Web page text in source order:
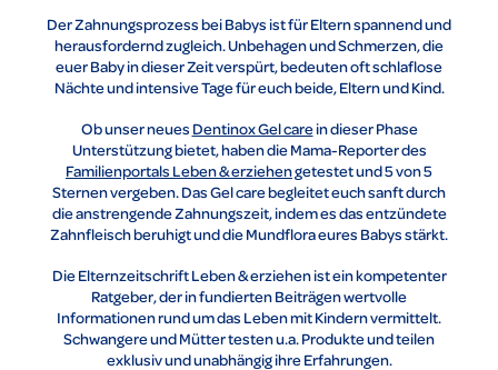
Der Zahnungsprozess bei Babys ist für Eltern spannend und
herausfordernd zugleich. Unbehagen und Schmerzen, die
euer Baby in dieser Zeit verspürt, bedeuten oft schlaflose
Nächte und intensive Tage für euch beide, Eltern und Kind.
Ob unser neues Dentinox Gel carein dieser Phase
Unterstützung bietet, haben die Mama-Reporter des
Familienportals Leben & erziehengetestet und 5 von 5
Sternen vergeben. Das Gel care begleitet euch sanft durch
die anstrengende Zahnungszeit, indem es das entzündete
Zahnfleisch beruhigt und die Mundflora eures Babys stärkt.
Die Elternzeitschrift Leben & erziehen ist ein kompetenter
Ratgeber, der in fundierten Beiträgen wertvolle
Informationen rund um das Leben mit Kindern vermittelt.
Schwangere und Mütter testen u.a. Produkte und teilen
exklusiv und unabhängig ihre Erfahrungen.